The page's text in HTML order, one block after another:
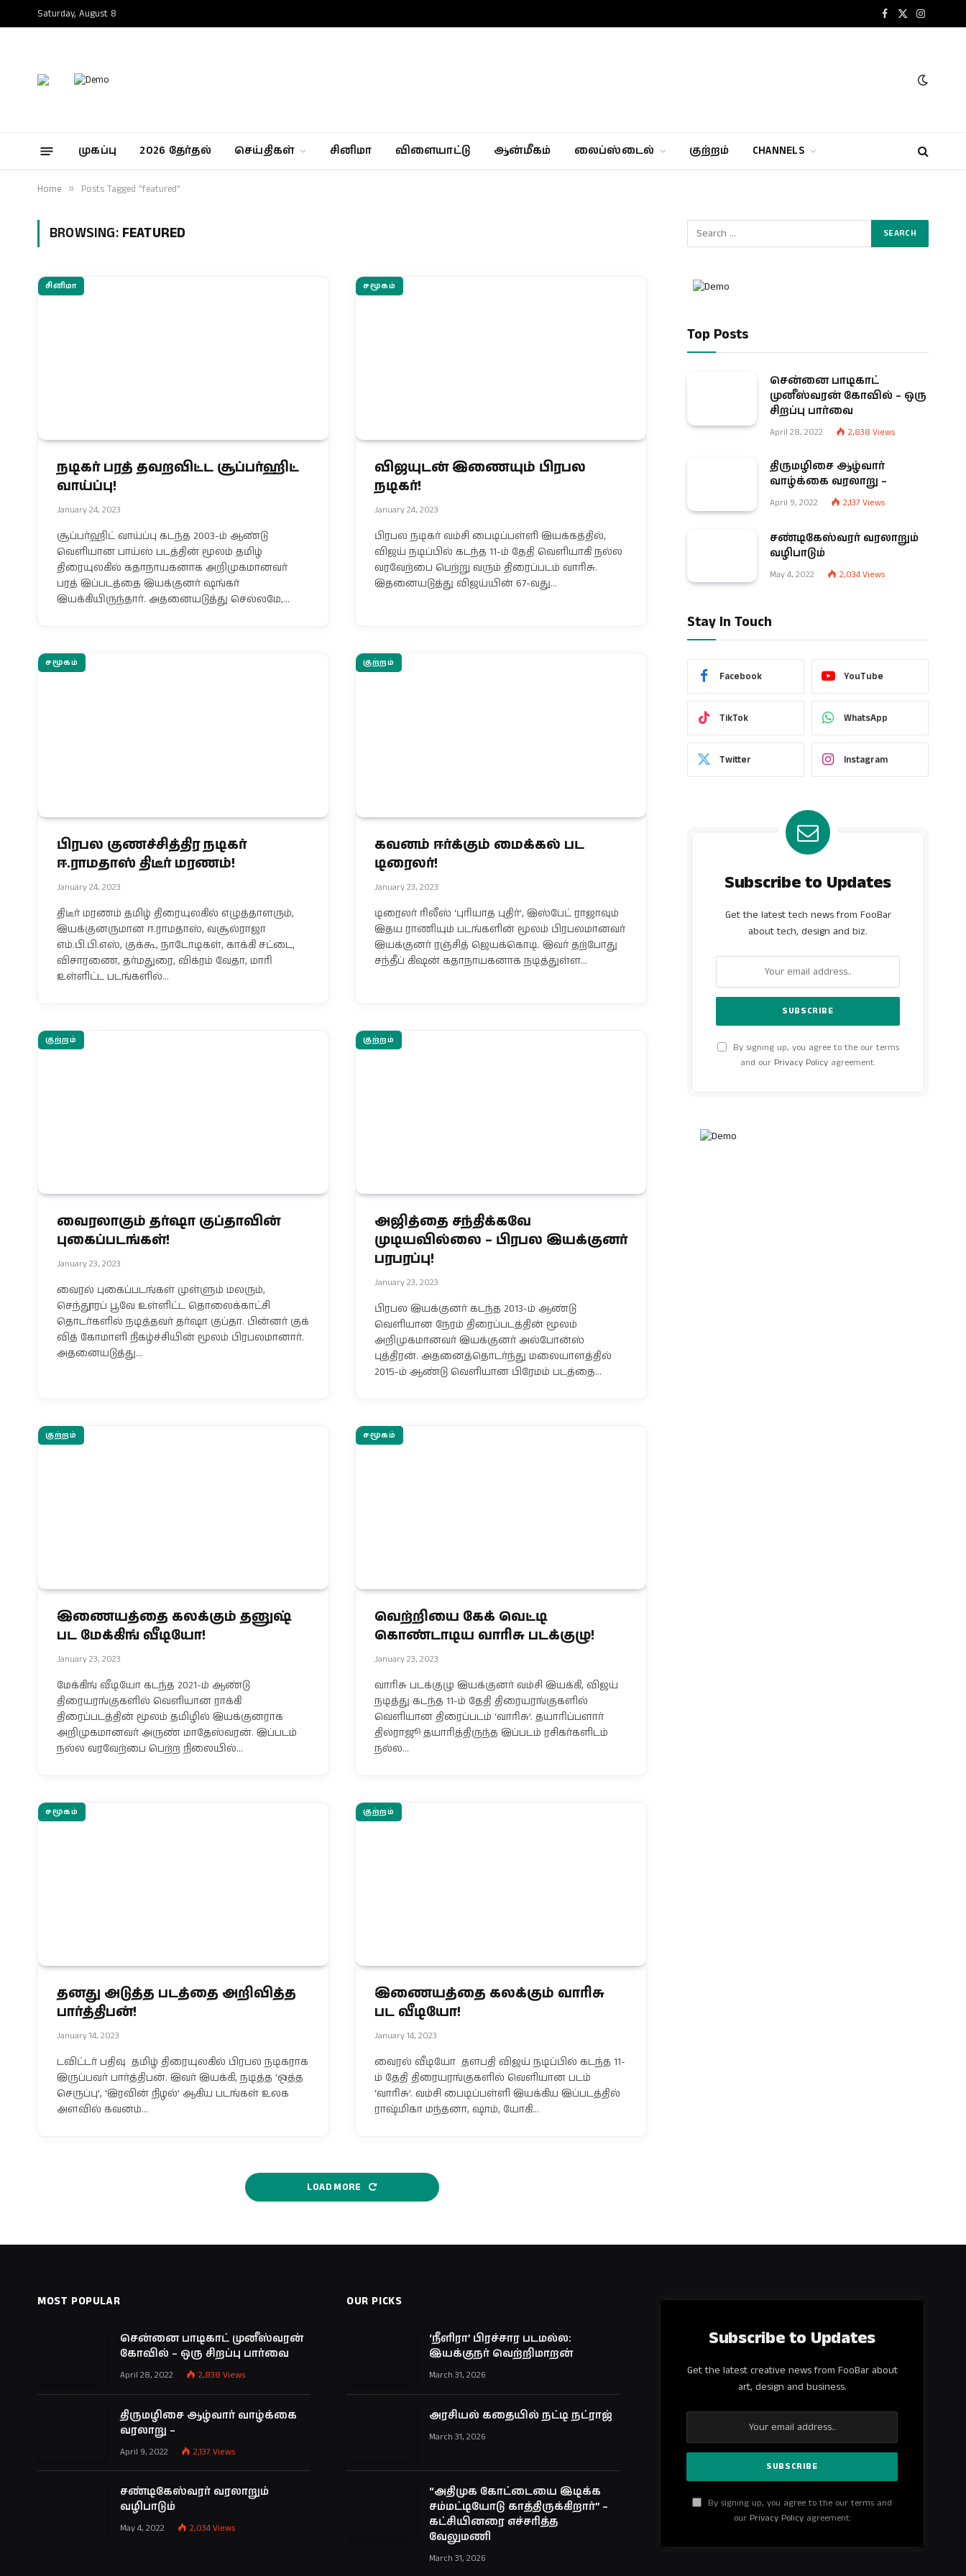
Saturday, August 8 Facebook
X
Instagram
முகப்பு 2026 தேர்தல் செய்திகள் சினிமா விளையாட்டு ஆன்மீகம் லைப்ஸ்டைல் குற்றம் CHANNELS
Home » Posts Tagged "featured"
BROWSING: FEATURED
சினிமா
நடிகர் பரத் தவறவிட்ட சூப்பர்ஹிட்
வாய்ப்பு!
January 24, 2023
சூப்பர்ஹிட் வாய்ப்பு கடந்த 2003-ம் ஆண்டு
வெளியான பாய்ஸ் படத்தின் மூலம் தமிழ்
திரையுலகில் கதாநாயகனாக அறிமுகமானவர்
பரத் இப்படத்தை இயக்குனர் ஷங்கர்
இயக்கியிருந்தார். அதனையடுத்து செல்லமே,…
சமூகம்
விஜயுடன் இணையும் பிரபல
நடிகர்!
January 24, 2023
பிரபல நடிகர் வம்சி பைடிப்பள்ளி இயக்கத்தில்,
விஜய் நடிப்பில் கடந்த 11-ம் தேதி வெளியாகி நல்ல
வரவேற்பை பெற்று வரும் திரைப்படம் வாரிசு.
இதனையடுத்து விஜய்யின் 67-வது…
சமூகம்
பிரபல குணச்சித்திர நடிகர்
ஈ.ராமதாஸ் திடீர் மரணம்!
January 24, 2023
திடீர் மரணம் தமிழ் திரையுலகில் எழுத்தாளரும்,
இயக்குனருமான ஈ.ராமதாஸ், வசூல்ராஜா
எம்.பி.பி.எஸ், குக்கூ, நாடோடிகள், காக்கி சட்டை,
விசாரணை, தர்மதுரை, விக்ரம் வேதா, மாரி
உள்ளிட்ட படங்களில்…
குற்றம்
கவனம் ஈர்க்கும் மைக்கல் பட
டிரைலர்!
January 23, 2023
டிரைலர் ரிலீஸ் ‘புரியாத புதிர்’, இஸ்பேட் ராஜாவும்
இதய ராணியும் படங்களின் மூலம் பிரபலமானவர்
இயக்குனர் ரஞ்சித் ஜெயக்கொடி. இவர் தற்போது
சந்தீப் கிஷன் கதாநாயகனாக நடித்துள்ள…
குற்றம்
வைரலாகும் தர்ஷா குப்தாவின்
புகைப்படங்கள்!
January 23, 2023
வைரல் புகைப்படங்கள் முள்ளும் மலரும்,
செந்தூரப் பூவே உள்ளிட்ட தொலைக்காட்சி
தொடர்களில் நடித்தவர் தர்ஷா குப்தா. பின்னர் குக்
வித் கோமாளி நிகழ்ச்சியின் மூலம் பிரபலமானார்.
அதனையடுத்து…
குற்றம்
அஜித்தை சந்திக்கவே
முடியவில்லை – பிரபல இயக்குனர்
பரபரப்பு!
January 23, 2023
பிரபல இயக்குனர் கடந்த 2013-ம் ஆண்டு
வெளியான நேரம் திரைப்படத்தின் மூலம்
அறிமுகமானவர் இயக்குனர் அல்போன்ஸ்
புத்திரன். அதனைத்தொடர்ந்து மலையாளத்தில்
2015-ம் ஆண்டு வெளியான பிரேமம் படத்தை…
குற்றம்
இணையத்தை கலக்கும் தனுஷ்
பட மேக்கிங் வீடியோ!
January 23, 2023
மேக்கிங் வீடியோ கடந்த 2021-ம் ஆண்டு
திரையரங்குகளில் வெளியான ராக்கி
திரைப்படத்தின் மூலம் தமிழில் இயக்குனராக
அறிமுகமானவர் அருண் மாதேஸ்வரன். இப்படம்
நல்ல வரவேற்பை பெற்ற நிலையில்…
சமூகம்
வெற்றியை கேக் வெட்டி
கொண்டாடிய வாரிசு படக்குழு!
January 23, 2023
வாரிசு படக்குழு இயக்குனர் வம்சி இயக்கி, விஜய்
நடித்து கடந்த 11-ம் தேதி திரையரங்குகளில்
வெளியான திரைப்படம் ‘வாரிசு’. தயாரிப்பளார்
தில்ராஜூ தயாரித்திருந்த இப்படம் ரசிகர்களிடம்
நல்ல…
சமூகம்
தனது அடுத்த படத்தை அறிவித்த
பார்த்திபன்!
January 14, 2023
டவிட்டர் பதிவு தமிழ் திரையுலகில் பிரபல நடிகராக
இருப்பவர் பார்த்திபன். இவர் இயக்கி, நடித்த ‘ஒத்த
செருப்பு’, ‘இரவின் நிழல்’ ஆகிய படங்கள் உலக
அளவில் கவனம்…
குற்றம்
இணையத்தை கலக்கும் வாரிசு
பட வீடியோ!
January 14, 2023
வைரல் வீடியோ தளபதி விஜய் நடிப்பில் கடந்த 11-
ம் தேதி திரையரங்குகளில் வெளியான படம்
‘வாரிசு’. வம்சி பைடிப்பள்ளி இயக்கிய இப்படத்தில்
ராஷ்மிகா மந்தனா, ஷாம், யோகி…
LOAD MORE
Top Posts
சென்னை பாடிகாட்
முனீஸ்வரன் கோவில் – ஒரு
சிறப்பு பார்வை
April 28, 2022 2,838 Views
திருமழிசை ஆழ்வார்
வாழ்க்கை வரலாறு –
April 9, 2022 2,137 Views
சண்டிகேஸ்வரர் வரலாறும்
வழிபாடும்
May 4, 2022 2,034Views
Stay In Touch
Facebook YouTube
TikTok WhatsApp
Twitter Instagram
Subscribe to Updates
Get the latest tech news from FooBar
about tech, design and biz.
By signing up, you agree to the our terms
and our Privacy Policy agreement.
MOST POPULAR
சென்னை பாடிகாட் முனீஸ்வரன்
கோவில் – ஒரு சிறப்பு பார்வை
April 28, 2022 2,838 Views
திருமழிசை ஆழ்வார் வாழ்க்கை
வரலாறு –
April 9, 2022 2,137 Views
சண்டிகேஸ்வரர் வரலாறும்
வழிபாடும்
May 4, 2022 2,034Views
OUR PICKS
‘நீளிரா’ பிரச்சார படமல்ல:
இயக்குநர் வெற்றிமாறன்
March 31, 2026
அரசியல் கதையில் நட்டி நட்ராஜ்
March 31, 2026
“அதிமுக கோட்டையை இடிக்க
சம்மட்டியோடு காத்திருக்கிறார்” –
கட்சியினரை எச்சரித்த
வேலுமணி
March 31, 2026
Subscribe to Updates
Get the latest creative news from FooBar about
art, design and business.
By signing up, you agree to the our terms and
our Privacy Policyagreement.